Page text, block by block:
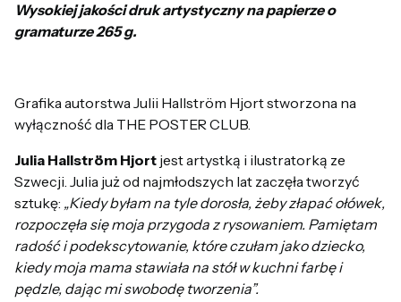
Wysokiej jakości druk artystyczny na papierze o
gramaturze 265 g.
Grafika autorstwa Julii Hallström Hjort stworzona na
wyłączność dla THE POSTER CLUB.
Julia Hallström Hjort jest artystką i ilustratorką ze
Szwecji. Julia już od najmłodszych lat zaczęła tworzyć
sztukę: „Kiedy byłam na tyle dorosła, żeby złapać ołówek,
rozpoczęła się moja przygoda z rysowaniem. Pamiętam
radość i podekscytowanie, które czułam jako dziecko,
kiedy moja mama stawiała na stół w kuchni farbę i
pędzle, dając mi swobodę tworzenia”.